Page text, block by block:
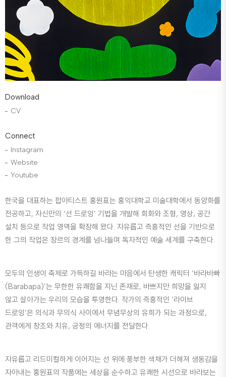
Download
CV
Connect
Instagram
Website
Youtube
한국을 대표하는 팝아티스트 홍원표는 홍익대학교 미술대학에서 동양화를
전공하고, 자신만의 ‘선 드로잉’ 기법을 개발해 회화와 조형, 영상, 공간
설치 등으로 작업 영역을 확장해 왔다. 자유롭고 즉흥적인 선을 기반으로
한 그의 작업은 장르의 경계를 넘나들며 독자적인 예술 세계를 구축한다.
모두의 인생이 축제로 가득하길 바라는 마음에서 탄생한 캐릭터 ‘바라바빠
(Barabapa)’는 무한한 유쾌함을 지닌 존재로, 바쁘지만 희망을 잃지
않고 살아가는 우리의 모습을 투영한다. 작가의 즉흥적인 ‘라이브
드로잉’은 의식과 무의식 사이에서 무념무상의 유희가 되는 과정으로,
관객에게 창조와 치유, 긍정의 에너지를 전달한다.
자유롭고 리드미컬하게 이어지는 선 위에 풍부한 색채가 더해져 생동감을
자아내는 홍원표의 작품에는 세상을 순수하고 유쾌한 시선으로 바라보는